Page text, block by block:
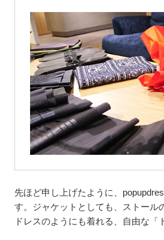
先ほど申し上げたように、
す。ジャケットとしても、ストール
ドレスのようにも着れる、自由な「